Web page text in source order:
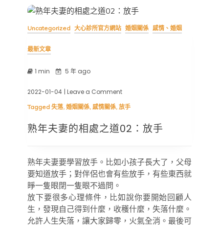
Uncategorized 大心診所官方網站 婚姻關係 感情、婚姻
最新文章
1 min 5 年 ago
2022-01-04 | Leave a Comment
年
妻
之
道
02：
手
Tagged 失落, 婚姻關係, 感情關係, 放手
熟年夫妻的相處之道02：放手
熟年夫妻要學習放手。比如小孩子長大了，父母
要知道放手；對伴侶也會有些放手，有些東西就
睜一隻眼閉一隻眼不過問。
放下要很多心理條件，比如說你要開始回顧人
生，發現自己得到什麼，收穫什麼，失落什麼。
允許人生失落，讓大家歸零，火氣全消。最後可